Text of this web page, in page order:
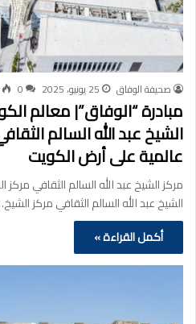
صحيفة الوفاق 25 يونيو، 2025 0
الشيخ عبد الله السالم
عالمية على أرض الكويت
مركز الشيخ عبد الله السالم الثقافي مركز
الشيخ عبد الله السالم الثقافي مركز
أكمل القراءة »